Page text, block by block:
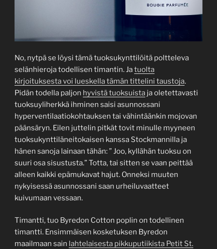
No, nytpä se löysi tämä tuoksukynttilöitä poltteleva
selänhieroja todellisen timantin. Jatuolta
kirjoituksesta voi lueskella tämän tittelini taustoja.
Pidän todella paljon hyvistä tuoksuista ja oletettavasti
tuoksuyliherkkä ihminen saisi asunnossani
hyperventilaatiokohtauksen tai vähintäänkin mojovan
päänsäryn. Eilen juttelin pitkät tovit minulle myyneen
tuoksukynttiläneitokaisen kanssa Stockmannilla ja
hänen sanoja lainaan tähän: ” Joo, kyllähän tuoksu on
suuri osa sisustusta.” Totta, tai sitten se vaan peittää
alleen kaikki epämukavat hajut. Onneksi muuten
nykyisessä asunnossani saan urheiluvaatteet
kuivumaan vessaan.
Timantti, tuo Byredon Cotton poplin on todellinen
timantti. Ensimmäisen kosketuksen Byredon
maailmaan sain lahtelaisesta pikkuputiikista Petit St.